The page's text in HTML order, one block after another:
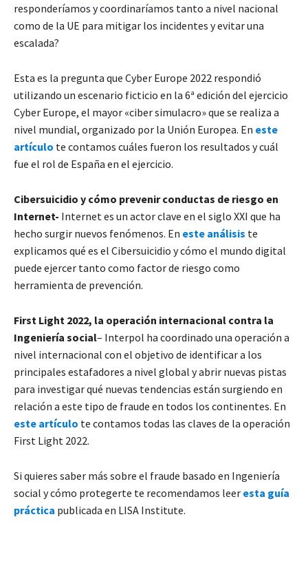
responderíamos y coordinaríamos tanto a nivel nacional
como de la UE para mitigar los incidentes y evitar una
escalada?
Esta es la pregunta que Cyber Europe 2022 respondió
utilizando un escenario ficticio en la 6ª edición del ejercicio
Cyber Europe, el mayor «ciber simulacro» que se realiza a
nivel mundial, organizado por la Unión Europea. En este
artículo te contamos cuáles fueron los resultados y cuál
fue el rol de España en el ejercicio.
Cibersuicidio y cómo prevenir conductas de riesgo en
Internet- Internet es un actor clave en el siglo XXI que ha
hecho surgir nuevos fenómenos. En este análisis te
explicamos qué es el Cibersuicidio y cómo el mundo digital
puede ejercer tanto como factor de riesgo como
herramienta de prevención.
First Light 2022, la operación internacional contra la
Ingeniería social– Interpol ha coordinado una operación a
nivel internacional con el objetivo de identificar a los
principales estafadores a nivel global y abrir nuevas pistas
para investigar qué nuevas tendencias están surgiendo en
relación a este tipo de fraude en todos los continentes. En
este artículo te contamos todas las claves de la operación
First Light 2022.
Si quieres saber más sobre el fraude basado en Ingeniería
social y cómo protegerte te recomendamos leer esta guía
práctica publicada en LISA Institute.